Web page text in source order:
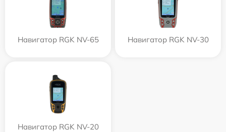
Навигатор RGK NV-65 Навигатор RGK NV-30
Навигатор RGK NV-20